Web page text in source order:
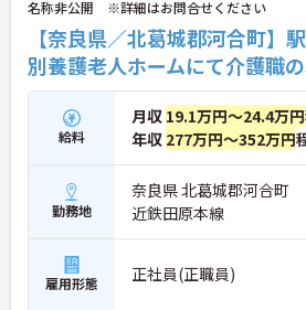
名称非公開 ※詳細はお問合せください
【奈良県／北葛城郡河合町】
別養護老人ホームにて介護職の
給料
月収 19.1万円～24.4万円
年収 277万円～352万円
勤務地
奈良県 北葛城郡河合町
近鉄田原本線
雇用形態 正社員(正職員)